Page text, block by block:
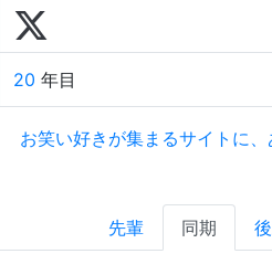
20 年目
お笑い好きが集まるサイトに、
先輩 同期